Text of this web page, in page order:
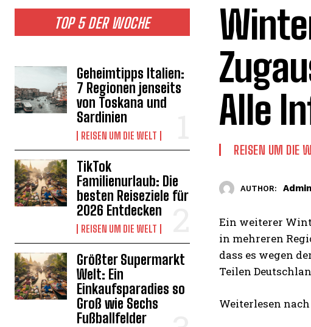
TOP 5 DER WOCHE
Geheimtipps Italien:
7 Regionen jenseits
von Toskana und
Sardinien
REISEN UM DIE WELT
TikTok
Familienurlaub: Die
besten Reiseziele für
2026 Entdecken
REISEN UM DIE WELT
Größter Supermarkt
Welt: Ein
Einkaufsparadies so
Groß wie Sechs
Fußballfelder
Alle
REISEN UM DIE
AUTHOR: Admin
Ein weiterer
in mehreren
dass es wegen
Teilen
Weiterlesen